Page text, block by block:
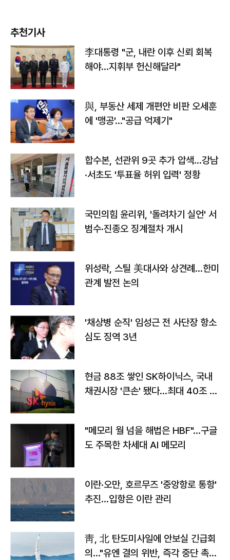
추천기사
李대통령 "군, 내란 이후 신뢰 회복
해야…지휘부 헌신해달라"
與, 부동산 세제 개편안 비판 오세훈
에 '맹공'…"공급 억제기"
합수본, 선관위 9곳 추가 압색…강남
·서초도 '투표율 허위 입력' 정황
국민의힘 윤리위, '돌려차기 실언' 서
범수·진종오 징계절차 개시
위성락, 스틸 美대사와 상견례…한미
관계 발전 논의
'채상병 순직' 임성근 전 사단장 항소
심도 징역 3년
현금 88조 쌓인 SK하이닉스, 국내
채권시장 '큰손' 됐다…최대 40조 투
"메모리 월 넘을 해법은 HBF"…구글
도 주목한 차세대 AI 메모리
이란·오만, 호르무즈 '중앙항로 통항'
추진…입항은 이란 관리
靑, 北 탄도미사일에 안보실 긴급회
의…"유엔 결의 위반, 즉각 중단 촉